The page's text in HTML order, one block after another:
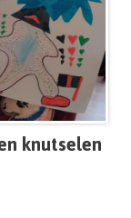
knutselen